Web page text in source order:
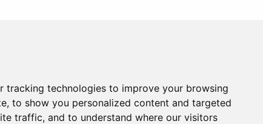
tracking technologies to improve your browsing
to show you personalized content and targeted
traffic, and to understand where our visitors